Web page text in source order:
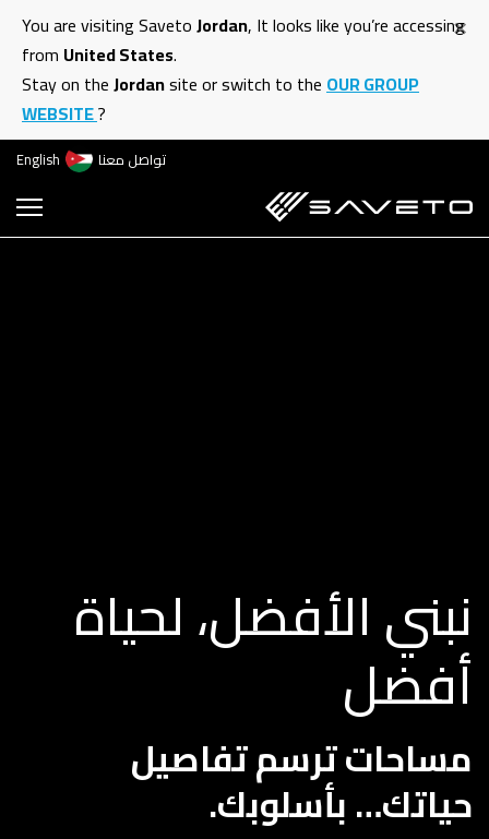
You are visiting SavetoJordan, It looks like you’re accessing
from United States.
Stay on theJordansite or switch to theOUR GROUP
WEBSITE?
×
تواصل معنا English
نبني الأفضل، لحياة
أفضل
مساحات ترسم تفاصيل
حياتك… بأسلوبك.